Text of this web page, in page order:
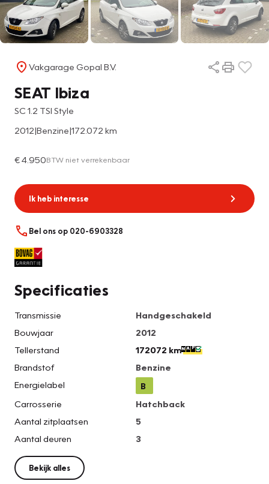
Vakgarage Gopal B.V.
SEAT Ibiza
SC 1.2 TSI Style
2012|Benzine|172.072 km
€ 4.950BTW niet verrekenbaar
Ik heb interesse
Bel ons op 020-6903328
Specificaties
Transmissie
Handgeschakeld
Bouwjaar
2012
Tellerstand
172072 km
Brandstof
Benzine
Energielabel
B
Carrosserie
Hatchback
Aantal zitplaatsen
5
Aantal deuren
3
Bekijk alles